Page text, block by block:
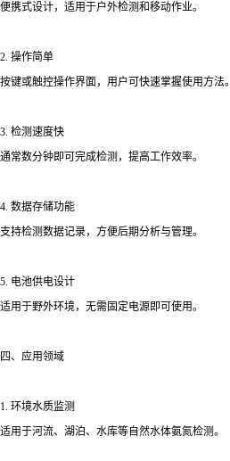
便携式设计，适用于户外检测和移动作业。
2. 操作简单
按键或触控操作界面，用户可快速掌握使用方法。
3. 检测速度快
通常数分钟即可完成检测，提高工作效率。
4. 数据存储功能
支持检测数据记录，方便后期分析与管理。
5. 电池供电设计
适用于野外环境，无需固定电源即可使用。
四、应用领域
1. 环境水质监测
适用于河流、湖泊、水库等自然水体氨氮检测。